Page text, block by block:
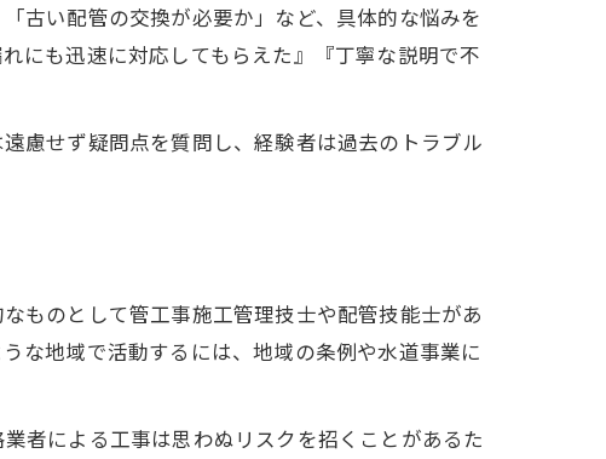
古い配管の交換が必要か」など、具体的な悩みを
にも迅速に対応してもらえた』『丁寧な説明で不
慮せず疑問点を質問し、経験者は過去のトラブル
ものとして管工事施工管理技士や配管技能士があ
な地域で活動するには、地域の条例や水道事業に
者による工事は思わぬリスクを招くことがあるた